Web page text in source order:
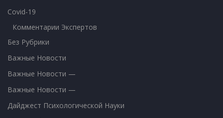
Covid-19
Комментарии Экспертов
Без Рубрики
Важные Новости
Важные Новости —
Важные Новости —
Дайджест Психологической Науки